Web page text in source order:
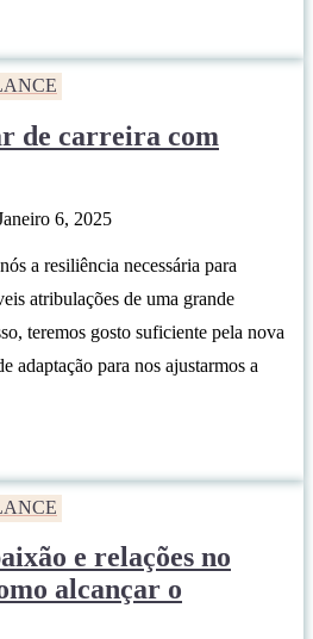
de carreira com
6, 2025
a resiliência necessária para
atribulações de uma grande
teremos gosto suficiente pela nova
adaptação para nos ajustarmos a
e relações no
alcançar o